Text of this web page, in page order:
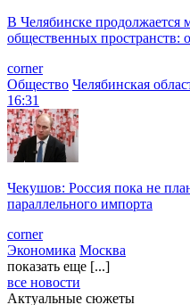
В Челябинске продолжается
общественных пространств:
corner
Общество Челябинская
16:31
Чекушов: Россия пока не
параллельного импорта
corner
Экономика Москва
показать еще [...]
все новости
Актуальные сюжеты